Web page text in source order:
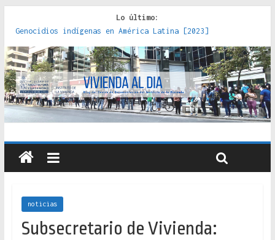
Lo último:
Genocidios indígenas en América Latina [2023]
Estudios sobre la espacialización de los Estados :
políticas, prácticas y representaciones [2022]
Donde el pedernal choca con el acero : hacia una teoría
crítica de las fronteras latinoamericanas [2020]
Criterios técnicos para una vivienda adecuada [2019]
Red de consultorios de la Caja del Seguro Obrero en
Santiago : un patrimonio emblemático [2014]
noticias
Subsecretario de Vivienda: